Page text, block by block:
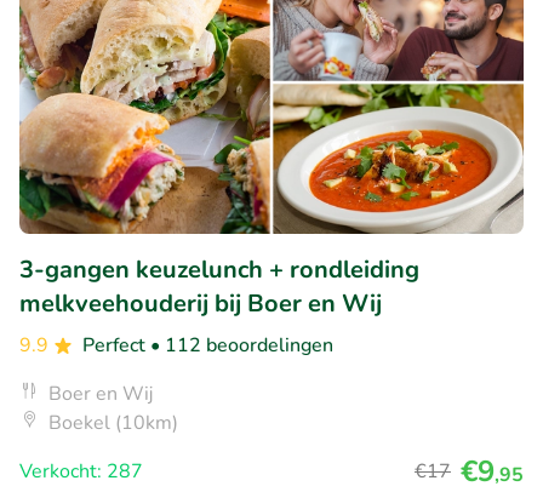
3-gangen keuzelunch + rondleiding
melkveehouderij bij Boer en Wij
9.9 Perfect • 112 beoordelingen
Boer en Wij
Boekel (10km)
Verkocht: 287
€17 €9,95